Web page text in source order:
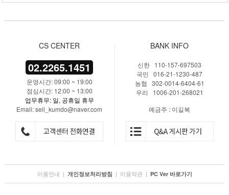
CS CENTER
02.2265.1451
운영시간: 09:00 ~ 19:00
점심시간: 12:00 ~ 13:00
업무휴무: 일, 공휴일 휴무
Email: seil_kumdo@naver.com
BANK INFO
신한 110-157-697503
국민 016-21-1230-487
농협 302-0014-6404-61
우리 1006-201-268021
예금주 : 이길복
이용안내 | 개인정보처리방침 | 이용약관 | PC Ver 바로가기